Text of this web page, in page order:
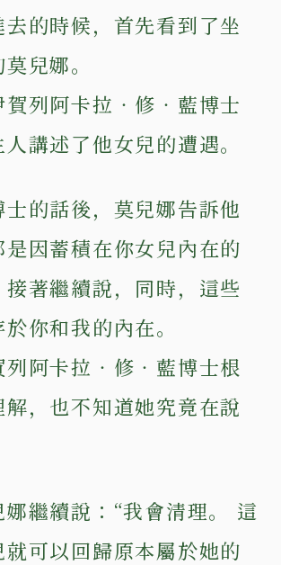
的時候，首先看到了坐
兒娜。
賀列阿卡拉‧修‧藍博士
講述了他女兒的遭遇。
的話後，莫兒娜告訴他
因蓄積在你女兒內在的
著繼續說，同時，這些
你和我的內在。
列阿卡拉‧修‧藍博士根
，也不知道她究竟在說
繼續說：“我會清理。 這
可以回歸原本屬於她的